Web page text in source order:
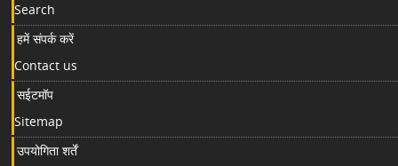
Search
हमें संपर्क करें
Contact us
सईटमॉप
Sitemap
उपयोगिता शर्तें